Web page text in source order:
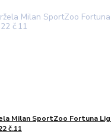
Milan SportZoo Fortuna
č.11